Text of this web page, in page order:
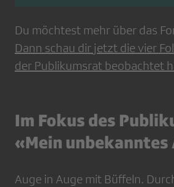
Du möchtest mehr über das
Dann schau dir jetzt die vier
der Publikumsrat beobachtet
Im Fokus des
«Mein
Auge in Auge mit Büffeln.